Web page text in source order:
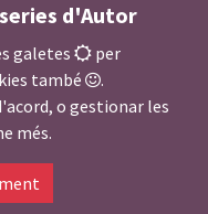
d'Autor
galetes
per
també
.
o gestionar les
més.